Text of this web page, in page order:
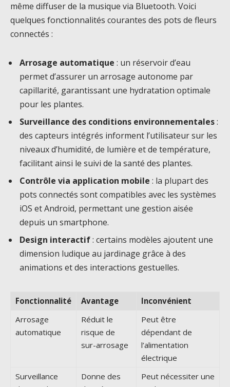
même diffuser de la musique via Bluetooth. Voici
quelques fonctionnalités courantes des pots de fleurs
connectés :
Arrosage automatique : un réservoir d’eau
permet d’assurer un arrosage autonome par
capillarité, garantissant une hydratation optimale
pour les plantes.
Surveillance des conditions environnementales:
des capteurs intégrés informent l’utilisateur sur les
niveaux d’humidité, de lumière et de température,
facilitant ainsi le suivi de la santé des plantes.
Contrôle via application mobile : la plupart des
pots connectés sont compatibles avec les systèmes
iOS et Android, permettant une gestion aisée
depuis un smartphone.
Design interactif: certains modèles ajoutent une
dimension ludique au jardinage grâce à des
animations et des interactions gestuelles.
Fonctionnalité Avantage
Inconvénient
Arrosage
automatique
Réduit le
risque de
sur-arrosage
Peut être
dépendant de
l’alimentation
électrique
Surveillance
Donne des
Peut nécessiter une